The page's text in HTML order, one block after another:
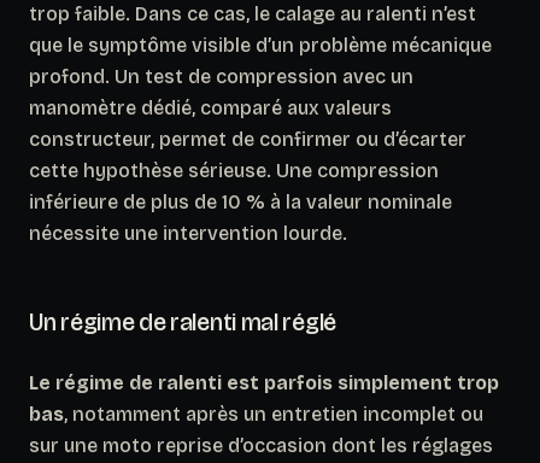
trop faible. Dans ce cas, le calage au ralenti n’est
que le symptôme visible d’un problème mécanique
profond. Un test de compression avec un
manomètre dédié, comparé aux valeurs
constructeur, permet de confirmer ou d’écarter
cette hypothèse sérieuse. Une compression
inférieure de plus de 10 % à la valeur nominale
nécessite une intervention lourde.
Un régime de ralenti mal réglé
Le régime de ralenti est parfois simplement trop
bas, notamment après un entretien incomplet ou
sur une moto reprise d’occasion dont les réglages